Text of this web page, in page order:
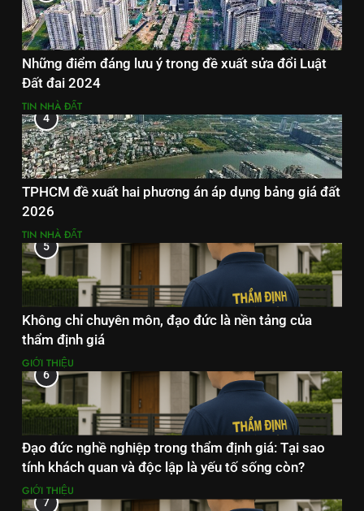
Những điểm đáng lưu ý trong đề xuất sửa đổi Luật
Đất đai 2024
TIN NHÀ ĐẤT
4
TPHCM đề xuất hai phương án áp dụng bảng giá đất
2026
TIN NHÀ ĐẤT
5
Không chỉ chuyên môn, đạo đức là nền tảng của
thẩm định giá
GIỚI THIỆU
6
Đạo đức nghề nghiệp trong thẩm định giá: Tại sao
tính khách quan và độc lập là yếu tố sống còn?
GIỚI THIỆU
7